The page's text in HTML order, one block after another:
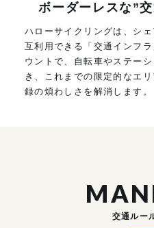
ボーダーレスな”
ハローサイクリングは、シ
互利用できる「交通インフ
ウントで、自転車やステー
き、これまでの限定的なエ
録の煩わしさを解消します。
交通ルー